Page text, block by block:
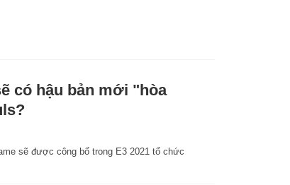
có hậu bản mới "hòa
sẽ được công bố trong E3 2021 tổ chức